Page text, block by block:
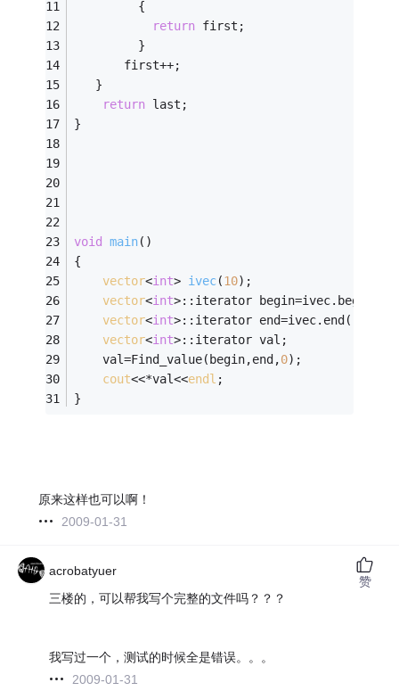
         {
return first;
         }
       first++;
   }
return last;
}
void main()
{
vector<int> ivec(10) ;
vector<int>::iterator begin=ivec.begin();
vector<int>::iterator end=ivec.end();
vector<int>::iterator val;
	val=Find_value(begin,end,
0);
cout<<*val<<endl ;
}
原来这样也可以啊！
2009-01-31
acrobatyuer
三楼的，可以帮我写个完整的文件吗？？？
我写过一个，测试的时候全是错误。。。
2009-01-31
赞